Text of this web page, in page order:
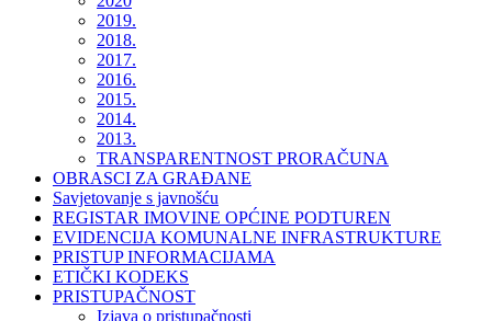
2019.
2018.
2017.
2016.
2015.
2014.
2013.
TRANSPARENTNOST PRORAČUNA
OBRASCI ZA GRAĐANE
Savjetovanje s javnošću
REGISTAR IMOVINE OPĆINE PODTUREN
EVIDENCIJA KOMUNALNE INFRASTRUKTURE
PRISTUP INFORMACIJAMA
ETIČKI KODEKS
PRISTUPAČNOST
Izjava o pristupačnosti